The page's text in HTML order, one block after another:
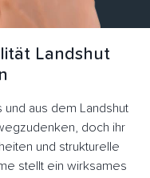
Landshut
aus dem Landshut
doch ihr
und strukturelle
stellt ein wirksames